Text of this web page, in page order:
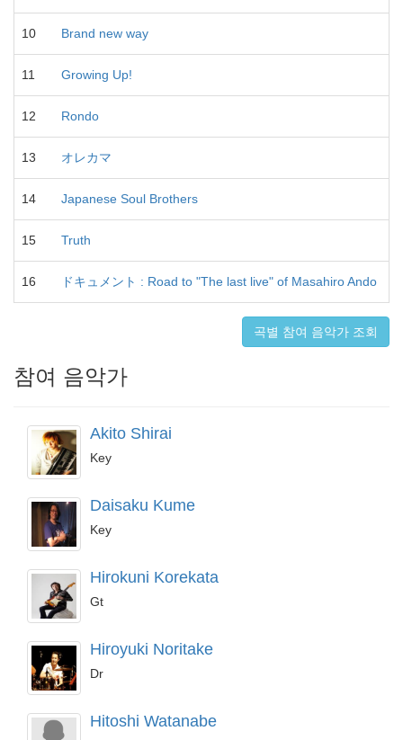
10 Brand new way
11 Growing Up!
12 Rondo
13 オレカマ
14 Japanese Soul Brothers
15 Truth
16 ドキュメント : Road to "The last live" of Masahiro Ando
곡별 참여 음악가 조회
참여 음악가
Akito Shirai
Key
Daisaku Kume
Key
Hirokuni Korekata
Gt
Hiroyuki Noritake
Dr
Hitoshi Watanabe